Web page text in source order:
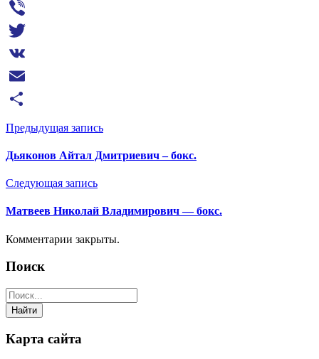
Messenger
Viber
Twitter
VK
Email
Отправить
Предыдущая запись
Дьяконов Айтал Дмитриевич – бокс.
Следующая запись
Матвеев Николай Владимирович — бокс.
Комментарии закрыты.
Поиск
Карта сайта